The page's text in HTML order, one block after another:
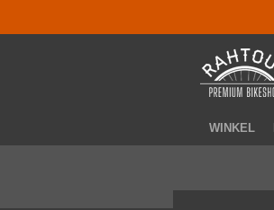
direct
WINKEL